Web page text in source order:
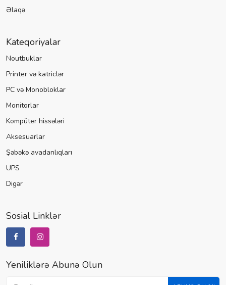
Əlaqə
Kateqoriyalar
Noutbuklar
Printer və katriclər
PC və Monobloklar
Monitorlar
Kompüter hissələri
Aksesuarlar
Şəbəkə avadanlıqları
UPS
Digər
Sosial Linklər
Yeniliklərə Abunə Olun